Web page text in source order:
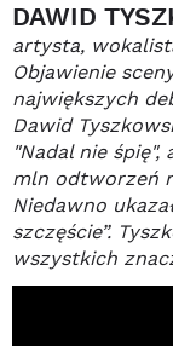
DAWID
artysta,
Objawienie
największych
Dawid
"Nadal nie
mln odtworzeń
Niedawno
szczęście”.
wszystkich